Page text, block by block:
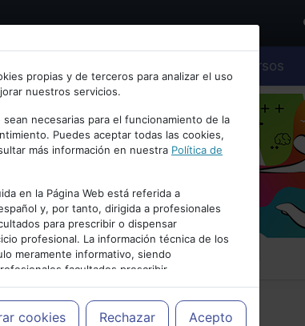
tu email.
Cancelar
Cursos
propias y de terceros para analizar el uso
nuestros servicios.
necesarias para el funcionamiento de la
Puedes aceptar todas las cookies,
más información en nuestra Política de
en la Página Web está referida a
y, por tanto, dirigida a profesionales
para prescribir o dispensar
profesional. La información técnica de los
meramente informativo, siendo
facultados prescribir
cada caso concreto, el tratamiento más
del paciente.
cookies Rechazar Acepto
PUBLICIDAD